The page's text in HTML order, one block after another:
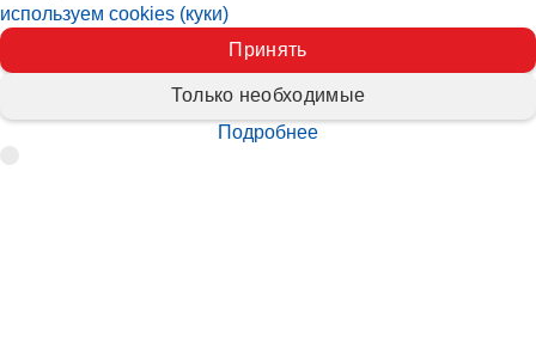
используем cookies (куки)
Принять
Только необходимые
Подробнее